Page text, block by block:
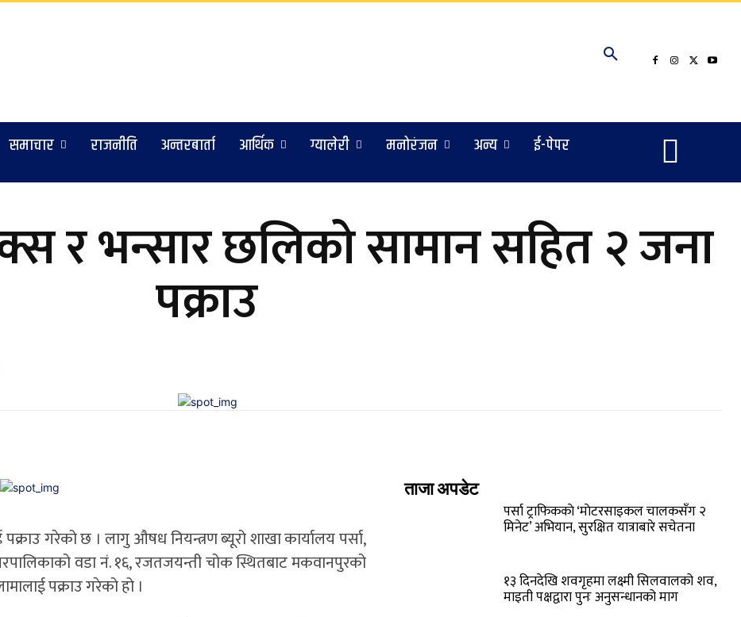
समाचार राजनीति अन्तरबार्ता आर्थिक ग्यालेरी मनोरंजन अन्य ई-पेपर
भन्सार छलिको सामान सहित २ जना
पक्राउ
गरेको छ । लागु औषध नियन्त्रण ब्यूरो शाखा कार्यालय पर्सा,
वडा नं. १६, रजतजयन्ती चोक स्थितबाट मकवानपुरको
पक्राउ गरेको हो ।
ताजा अपडेट
पर्सा ट्राफिककाे ‘माेटरसाइकल चालकसँग २
मिनेट’ अभियान, सुरक्षित यात्राबारे सचेतना
१३ दिनदेखि शवगृहमा लक्ष्मी सिलवालको शव,
माइती पक्षद्वारा पुनः अनुसन्धानको माग